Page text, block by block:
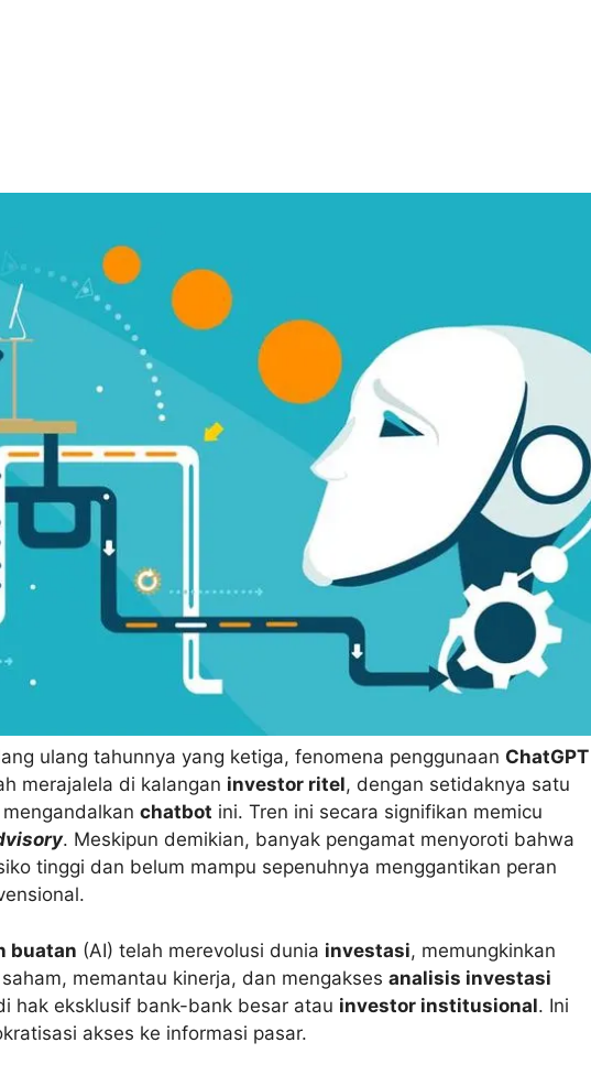
ulang tahunnya yang ketiga, fenomena penggunaan ChatGPT
merajalela di kalangan investor ritel, dengan setidaknya satu
chatbot ini. Tren ini secara signifikan memicu
. Meskipun demikian, banyak pengamat menyoroti bahwa
tinggi dan belum mampu sepenuhnya menggantikan peran
buatan (AI) telah merevolusi dunia investasi, memungkinkan
memantau kinerja, dan mengakses analisis investasi
hak eksklusif bank-bank besar atau investor institusional. Ini
akses ke informasi pasar.